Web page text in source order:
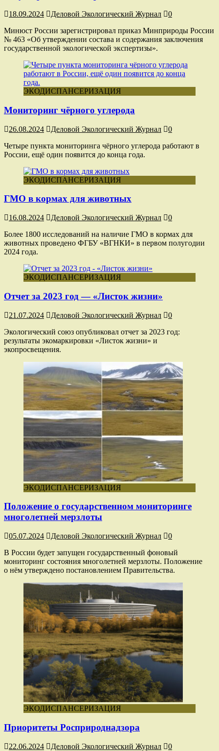
18.09.2024 Деловой Экологический Журнал
0
Минюст России зарегистрировал приказ Минприроды России
№ 463 «Об утверждении состава и содержания заключения
государственной экологической экспертизы».
ЭКОДИСПАНСЕРИЗАЦИЯ
Мониторинг чёрного углерода
26.08.2024 Деловой Экологический Журнал
0
Четыре пункта мониторинга чёрного углерода работают в
России, ещё один появится до конца года.
ЭКОДИСПАНСЕРИЗАЦИЯ
ГМО в кормах для животных
16.08.2024 Деловой Экологический Журнал
0
Более 1800 исследований на наличие ГМО в кормах для
животных проведено ФГБУ «ВГНКИ» в первом полугодии
2024 года.
ЭКОДИСПАНСЕРИЗАЦИЯ
Отчет за 2023 год — «Листок жизни»
21.07.2024 Деловой Экологический Журнал
0
Экологический союз опубликовал отчет за 2023 год:
результаты экомаркировки «Листок жизни» и
экопросвещения.
ЭКОДИСПАНСЕРИЗАЦИЯ
Положение о государственном мониторинге
многолетней мерзлоты
05.07.2024 Деловой Экологический Журнал
0
В России будет запущен государственный фоновый
мониторинг состояния многолетней мерзлоты. Положение
о нём утверждено постановлением Правительства.
ЭКОДИСПАНСЕРИЗАЦИЯ
Приоритеты Росприроднадзора
22.06.2024 Деловой Экологический Журнал
0